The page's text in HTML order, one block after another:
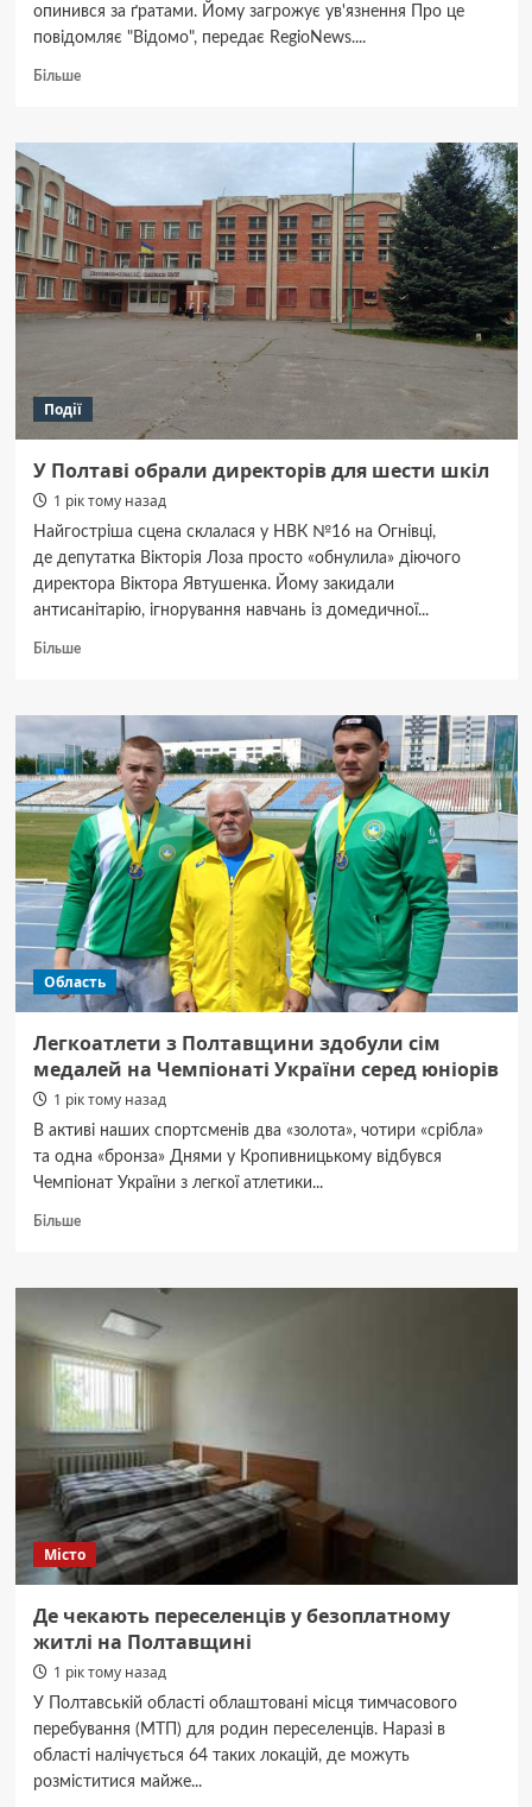
опинився за ґратами. Йому загрожує ув'язнення Про це
повідомляє "Відомо", передає RegioNews....
БільшеДокладніше
полону
за
ґрати:
у
Дніпрі
судять
військового
за
Події
У Полтаві обрали директорів для шести шкіл
1 рік тому назад
Найгостріша сцена склалася у НВК №16 на Огнівці,
де депутатка Вікторія Лоза просто «обнулила» діючого
директора Віктора Явтушенка. Йому закидали
антисанітарію, ігнорування навчань із домедичної...
БільшеДокладніше
обрали
директорів
для
шести
шкіл
Область
Легкоатлети з Полтавщини здобули сім
медалей на Чемпіонаті України серед юніорів
1 рік тому назад
В активі наших спортсменів два «золота», чотири «срібла»
та одна «бронза» Днями у Кропивницькому відбувся
Чемпіонат України з легкої атлетики...
БільшеДокладніше
з Полтавщини
здобули
сім
медалей
на Чемпіонаті
України
серед
юніорів
Місто
Де чекають переселенців у безоплатному
житлі на Полтавщині
1 рік тому назад
У Полтавській області облаштовані місця тимчасового
перебування (МТП) для родин переселенців. Наразі в
області налічується 64 таких локацій, де можуть
розміститися майже...